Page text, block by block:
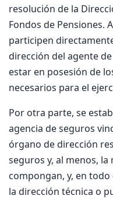
resolución de la
Fondos de Pensiones.
participen
dirección del agente
estar en posesión de
necesarios para el
Por otra parte, se
agencia de seguros
órgano de dirección
seguros y, al menos,
compongan, y, en
la dirección técnica o